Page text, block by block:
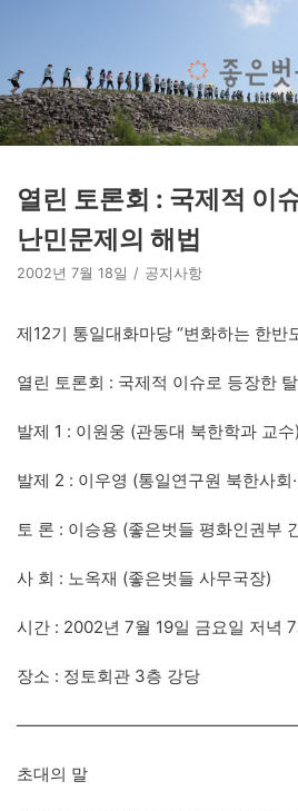
츠
로
건
뛰
기
열린 토론회 : 국제적 이
난민문제의 해법
2002년 7월 18일 공지사항
제12기 통일대화마당 “변화하는 한반
열린 토론회 : 국제적 이슈로 등장한
발제 1 : 이원웅 (관동대 북한학과 교수)
발제 2 : 이우영 (통일연구원 북한사회
토 론 : 이승용 (좋은벗들 평화인권부
사 회 : 노옥재 (좋은벗들 사무국장)
시간 : 2002년 7월 19일 금요일 저녁
장소 : 정토회관 3층 강당
초대의 말